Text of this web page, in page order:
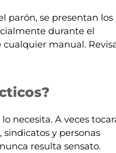
parón, se presentan los
durante el
manual.
necesita. A veces
sindicatos y personas
resulta sensato.